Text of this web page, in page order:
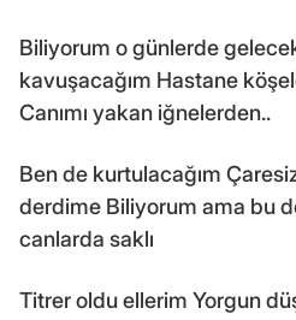
Biliyorum o günlerde
kavuşacağım Hastane
Canımı yakan iğnelerden..
Ben de kurtulacağım
derdime Biliyorum ama bu
canlarda saklı
Titrer oldu ellerim Yorgun